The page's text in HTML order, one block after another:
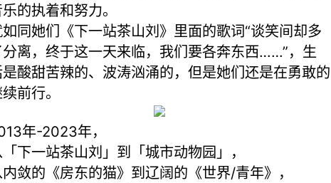
的执着和努力。
同她们《下一站茶山刘》里面的歌词“谈笑间却多
离，终于这一天来临，我们要各奔东西……”，生
酸甜苦辣的、波涛汹涌的，但是她们还是在勇敢的
前行。
年-2023年，
下一站茶山刘」到「城市动物园」，
敛的《房东的猫》到辽阔的《世界/青年》，